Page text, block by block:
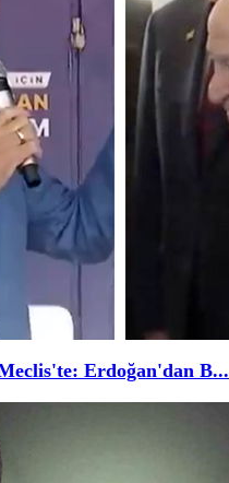
Erdoğan'dan B...